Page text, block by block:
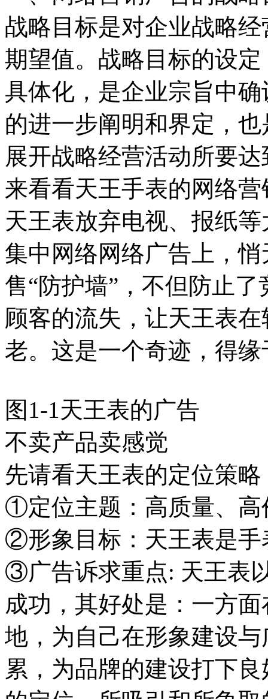
战略目标是对企业战略
期望值。战略目标的设
具体化，是企业宗旨中
的进一步阐明和界定，
展开战略经营活动所要
来看看天王手表的网络
天王表放弃电视、报纸
集中网络网络广告上，
售“防护墙”，不但防止
顾客的流失，让天王表
老。这是一个奇迹，得
图1-1天王表的广告
不卖产品卖感觉
先请看天王表的定位策略
①定位主题：高质量、高
②形象目标：天王表是手
③广告诉求重点: 天王表
成功，其好处是：一方
地，为自己在形象建设
累，为品牌的建设打下